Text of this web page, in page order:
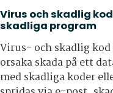
Virus och skadlig
skadliga program
Virus- och skadlig
orsaka skada på ett
med skadliga koder